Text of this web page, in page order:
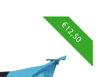
€12,50